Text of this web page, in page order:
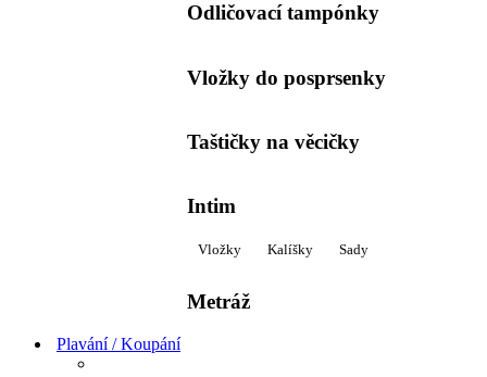
Odličovací tampónky
Vložky do posprsenky
Taštičky na věcičky
Intim
Vložky Kalíšky Sady
Metráž
Plavání / Koupání